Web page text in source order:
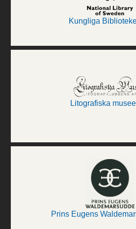
Kungliga
Litografiska
Prins Eugens